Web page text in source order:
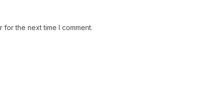
for the next time I comment.